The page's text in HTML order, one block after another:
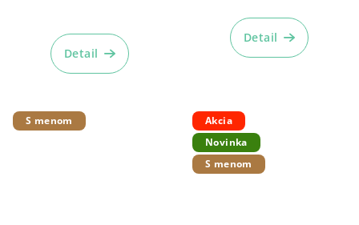
hodnotenie
produktu
Detail
Detail
S menom
Akcia
Novinka
S menom